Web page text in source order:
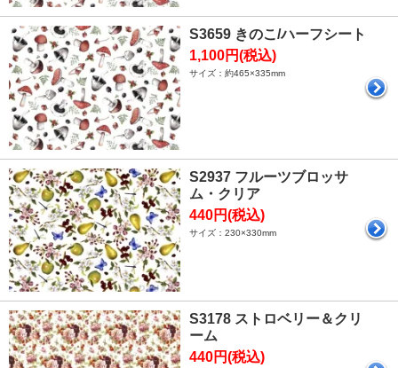
S3659 きのこ/ハーフシート
1,100円(税込)
サイズ：約465×335mm
S2937 フルーツブロッサ
ム・クリア
440円(税込)
サイズ：230×330mm
S3178 ストロベリー＆クリ
ーム
440円(税込)